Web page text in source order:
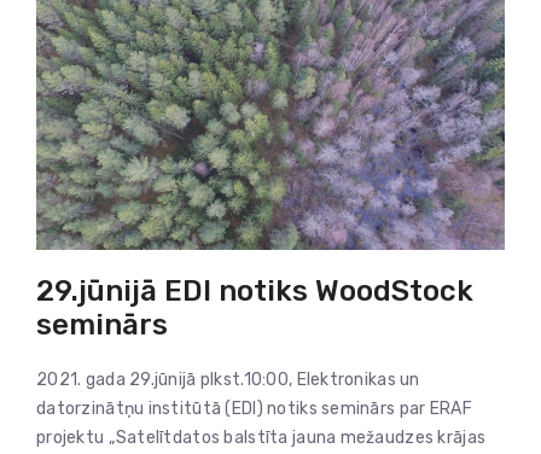
29.jūnijā EDI notiks WoodStock
seminārs
2021. gada 29.jūnijā plkst.10:00, Elektronikas un
datorzinātņu institūtā (EDI) notiks seminārs par ERAF
projektu „Satelītdatos balstīta jauna mežaudzes krājas